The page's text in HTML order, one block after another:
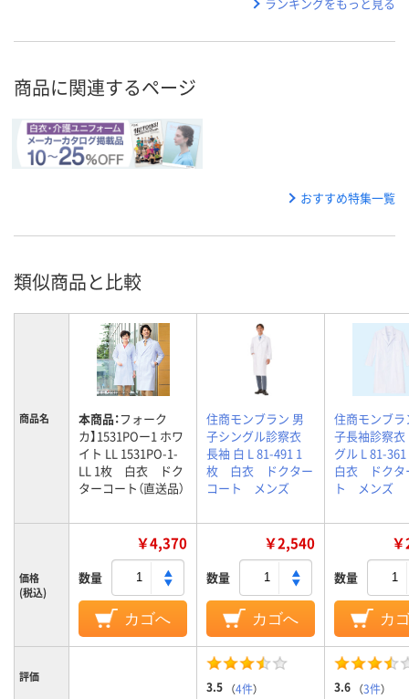
商品に関連するページ
おすすめ特集一覧
類似商品と比較
商品名 本商品：フォーク
カ】1531POー1 ホワ
イト LL 1531PO-1-
LL 1枚 白衣 ドク
ターコート（直送品）
住商モンブラン 男
子シングル診察衣
長袖 白 L 81-491 1
枚 白衣 ドクター
コート メンズ
住商モンブラ
子長袖診察衣
グル L 81-
白衣 ドクタ
ト メンズ
価格
(税込)
￥4,370
数量
カゴへ
￥2,540
数量
カゴへ
数量
カ
評価
3.5 （4件） 3.6 （3件）